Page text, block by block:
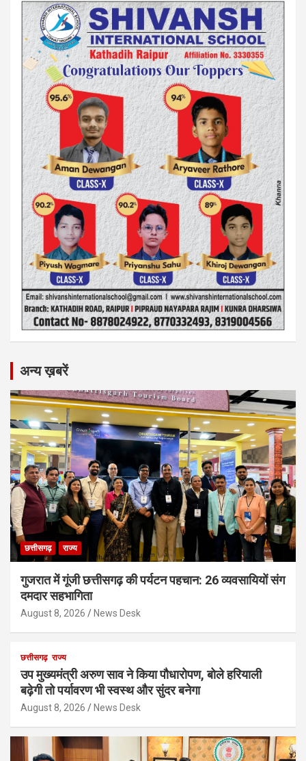
अन्य ख़बरें
छत्तीसगढ़ राज्य
गुजरात में गूंजी छत्तीसगढ़ की पर्यटन पहचान: 26 व्यवसायियों संग
दमदार सहभागिता
August 8, 2026 News Desk
छत्तीसगढ़ राज्य
उप मुख्यमंत्री अरुण साव ने किया पौधारोपण, बोले हरियाली
बढ़ेगी तो पर्यावरण भी स्वस्थ और सुंदर बनेगा
August 8, 2026 News Desk